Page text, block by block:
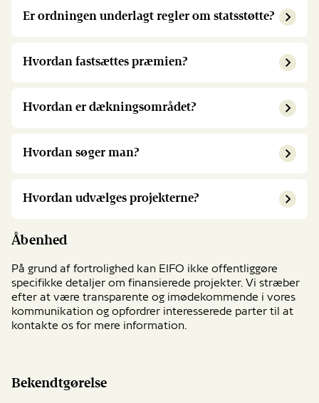
Er ordningen underlagt regler om statsstøtte?
Hvordan fastsættes præmien?
Hvordan er dækningsområdet?
Hvordan søger man?
Hvordan udvælges projekterne?
Åbenhed
På grund af fortrolighed kan EIFO ikke offentliggøre
specifikke detaljer om finansierede projekter. Vi stræber
efter at være transparente og imødekommende i vores
kommunikation og opfordrer interesserede parter til at
kontakte os for mere information.
Bekendtgørelse